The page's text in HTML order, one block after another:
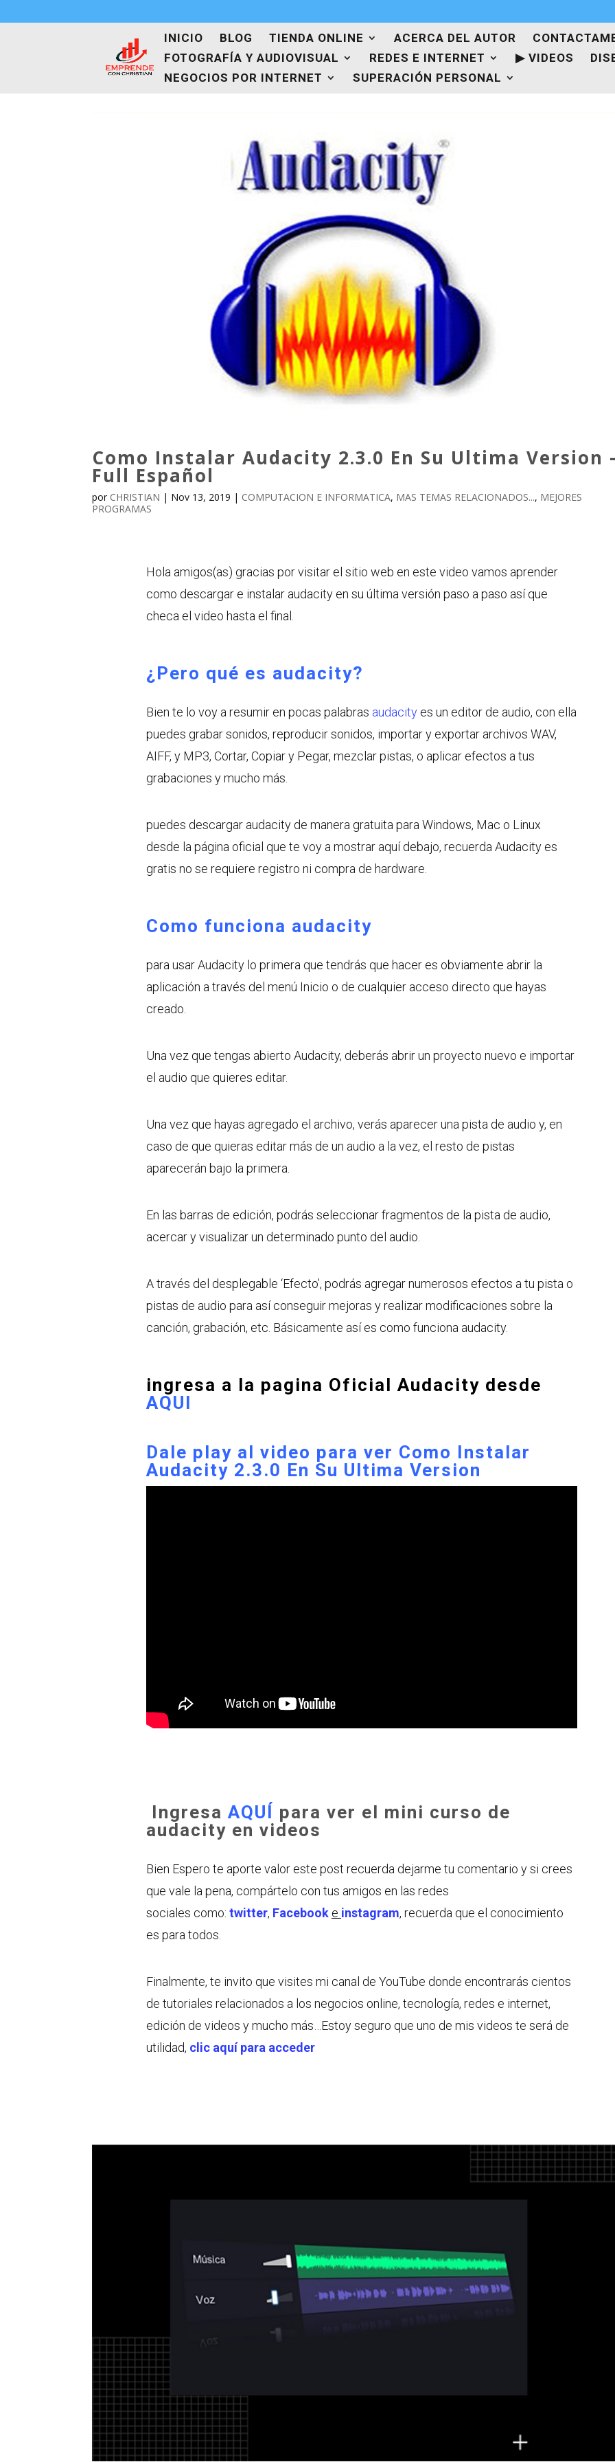
INICIO BLOG TIENDA ONLINE ACERCA DEL AUTOR
FOTOGRAFÍA Y AUDIOVISUAL
REDES E INTERNET ▶ VIDEOS
NEGOCIOS POR INTERNET
SUPERACIÓN PERSONAL
Como Instalar Audacity 2.3.0 En Su Ultima Version
Full Español
por CHRISTIAN | Nov 13, 2019 | COMPUTACION E INFORMATICA, MAS TEMAS RELACIONADOS..., MEJORES
PROGRAMAS
Hola amigos(as) gracias por visitar el sitio web en este video vamos aprender
como descargar e instalar audacity en su última versión paso a paso así que
checa el video hasta el final.
¿Pero qué es audacity?
Bien te lo voy a resumir en pocas palabras audacityes un editor de audio, con ella
puedes grabar sonidos, reproducir sonidos, importar y exportar archivos WAV,
AIFF, y MP3, Cortar, Copiar y Pegar, mezclar pistas, o aplicar efectos a tus
grabaciones y mucho más.
puedes descargar audacity de manera gratuita para Windows, Mac o Linux
desde la página oficial que te voy a mostrar aquí debajo, recuerda Audacity es
gratis no se requiere registro ni compra de hardware.
Como funciona audacity
para usar Audacity lo primera que tendrás que hacer es obviamente abrir la
aplicación a través del menú Inicio o de cualquier acceso directo que hayas
creado.
Una vez que tengas abierto Audacity, deberás abrir un proyecto nuevo e importar
el audio que quieres editar.
Una vez que hayas agregado el archivo, verás aparecer una pista de audio y, en
caso de que quieras editar más de un audio a la vez, el resto de pistas
aparecerán bajo la primera.
En las barras de edición, podrás seleccionar fragmentos de la pista de audio,
acercar y visualizar un determinado punto del audio.
A través del desplegable ‘Efecto’, podrás agregar numerosos efectos a tu pista o
pistas de audio para así conseguir mejoras y realizar modificaciones sobre la
canción, grabación, etc. Básicamente así es como funciona audacity.
ingresa a la pagina Oficial Audacity desde
AQUI
Dale play al video para ver Como Instalar
Audacity 2.3.0 En Su Ultima Version
Ingresa AQUÍ para ver el mini curso de
audacity en videos
Bien Espero te aporte valor este post recuerda dejarme tu comentario y si crees
que vale la pena, compártelo con tus amigos en las redes
sociales como: twitter, Facebook e instagram, recuerda que el conocimiento
es para todos.
Finalmente, te invito que visites mi canal de YouTube donde encontrarás cientos
de tutoriales relacionados a los negocios online, tecnología, redes e internet,
edición de videos y mucho más…Estoy seguro que uno de mis videos te será de
utilidad, clic aquí para acceder